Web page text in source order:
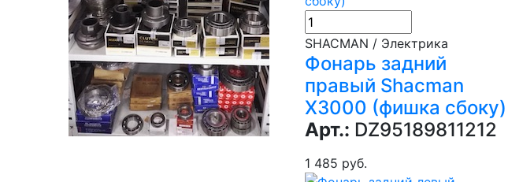
SHACMAN / Электрика
Фонарь задний
правый Shacman
X3000 (фишка сбоку)
Арт.: DZ95189811212
1 485 руб.